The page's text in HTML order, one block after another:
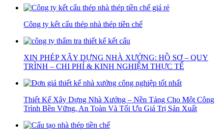
Công ty kết cấu thép nhà thép tiền chế
XIN PHÉP XÂY DỰNG NHÀ XƯỞNG: HỒ SƠ – QUY
TRÌNH – CHI PHÍ & KINH NGHIỆM THỰC TẾ
Thiết Kế Xây Dựng Nhà Xưởng – Nền Tảng Cho Một Công
Trình Bền Vững, An Toàn Và Tối Ưu Giá Trị Sản Xuất